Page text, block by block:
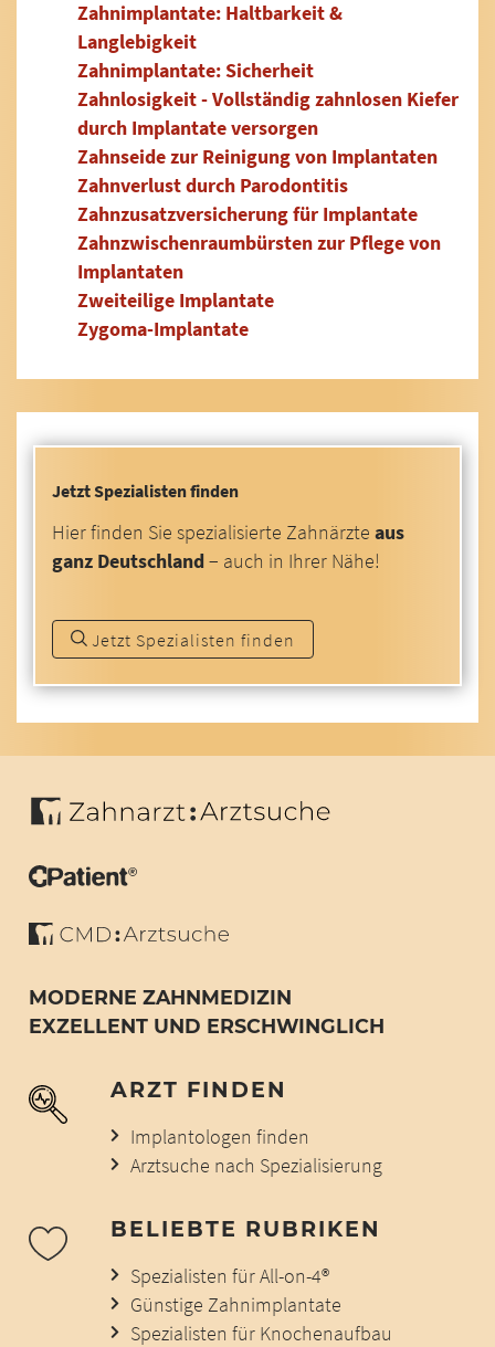
Zahnimplantate: Haltbarkeit &
Langlebigkeit
Zahnimplantate: Sicherheit
Zahnlosigkeit - Vollständig zahnlosen Kiefer
durch Implantate versorgen
Zahnseide zur Reinigung von Implantaten
Zahnverlust durch Parodontitis
Zahnzusatzversicherung für Implantate
Zahnzwischenraumbürsten zur Pflege von
Implantaten
Zweiteilige Implantate
Zygoma-Implantate
Jetzt Spezialisten finden
Hier finden Sie spezialisierte Zahnärzte aus
ganz Deutschland− auch in Ihrer Nähe!
Jetzt Spezialisten finden
MODERNE ZAHNMEDIZIN
EXZELLENT UND ERSCHWINGLICH
ARZT FINDEN
Implantologen finden
Arztsuche nach Spezialisierung
BELIEBTE RUBRIKEN
Spezialisten für All-on-4®
Günstige Zahnimplantate
Spezialisten für Knochenaufbau